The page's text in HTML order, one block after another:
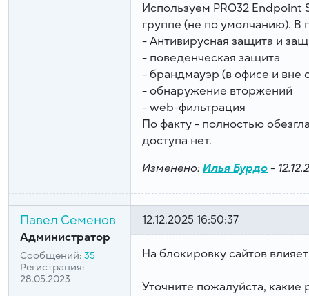
Используем PRO32
группе (не по умолчанию). В
- Антивирусная защита и
- поведенческая защита
- брандмауэр (в офисе и вне
- обнаружение вторжений
- web-фильтрация
По факту - полностью
доступа нет.
Изменено: Илья Бурдо-
Павел Семенов
Администратор
Сообщений: 35
Регистрация:
28.05.2023
12.12.2025 16:50:37
На блокировку сайтов
Уточните пожалуйста,